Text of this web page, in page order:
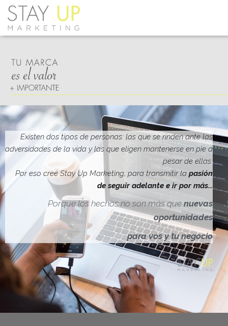
Existen dos tipos de personas: las que se rinden ante las
adversidades de la vida y las que eligen mantenerse en pie a
pesar de ellas.
Por eso creé Stay Up Marketing, para transmitir la pasión
de seguir adelante e ir por más…
Porque los hechos no son más que nuevas
oportunidades
para vos y tu negocio